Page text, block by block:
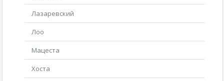
Лазаревский
Лоо
Мацеста
Хоста